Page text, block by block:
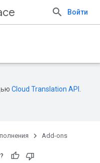
Войти
Cloud Translation API
Add-ons